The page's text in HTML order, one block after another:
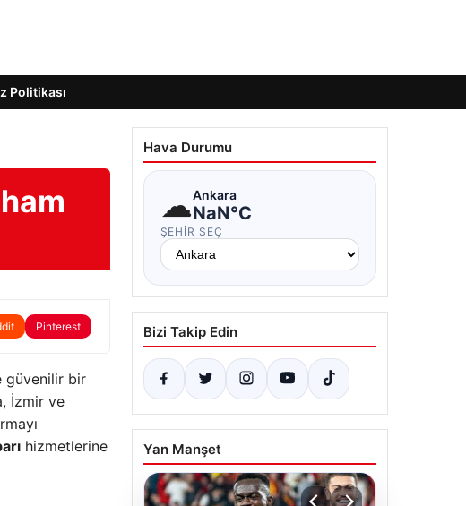
Politikası
Pinterest
güvenilir bir
İzmir ve
hizmetlerine
Hava Durumu
☁Ankara
NaN°C
ŞEHIR SEÇ
Bizi Takip Edin
Yan Manşet